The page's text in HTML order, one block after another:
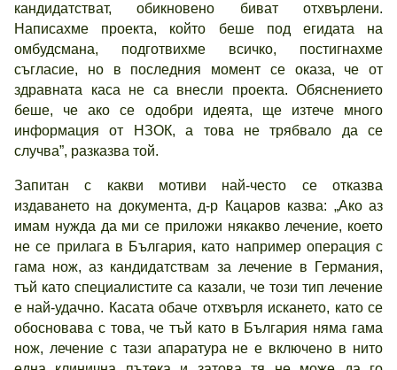
кандидатстват, обикновено биват отхвърлени.
Написахме проекта, който беше под егидата на
омбудсмана, подготвихме всичко, постигнахме
съгласие, но в последния момент се оказа, че от
здравната каса не са внесли проекта. Обяснението
беше, че ако се одобри идеята, ще изтече много
информация от НЗОК, а това не трябвало да се
случва”, разказва той.
Запитан с какви мотиви най-често се отказва
издаването на документа, д-р Кацаров казва: „Ако аз
имам нужда да ми се приложи някакво лечение, което
не се прилага в България, като например операция с
гама нож, аз кандидатствам за лечение в Германия,
тъй като специалистите са казали, че този тип лечение
е най-удачно. Касата обаче отхвърля искането, като се
обосновава с това, че тъй като в България няма гама
нож, лечение с тази апаратура не е включено в нито